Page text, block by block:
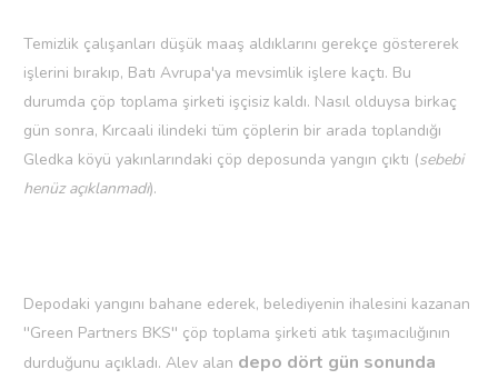
Temizlik çalışanları düşük maaş aldıklarını gerekçe göstererek
işlerini bırakıp, Batı Avrupa'ya mevsimlik işlere kaçtı. Bu
durumda çöp toplama şirketi işçisiz kaldı. Nasıl olduysa birkaç
gün sonra, Kırcaali ilindeki tüm çöplerin bir arada toplandığı
Gledka köyü yakınlarındaki çöp deposunda yangın çıktı (sebebi
henüz açıklanmadı).
Depodaki yangını bahane ederek, belediyenin ihalesini kazanan
''Green Partners BKS'' çöp toplama şirketi atık taşımacılığının
durduğunu açıkladı. Alev alan depo dört gün sonunda